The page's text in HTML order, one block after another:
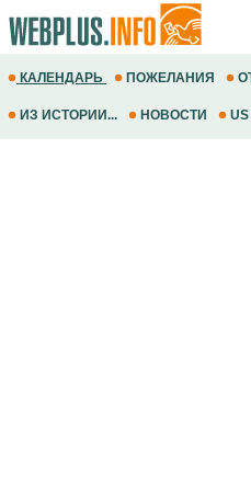
КАЛЕНДАРЬ ПОЖЕЛАНИЯ
ИЗ ИСТОРИИ... НОВОСТИ